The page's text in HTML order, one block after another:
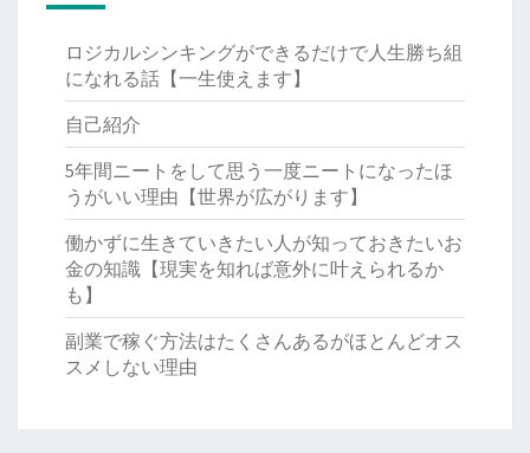
ロジカルシンキングができるだけで人生勝ち組
になれる話【一生使えます】
自己紹介
5年間ニートをして思う一度ニートになったほ
うがいい理由【世界が広がります】
働かずに生きていきたい人が知っておきたいお
金の知識【現実を知れば意外に叶えられるか
も】
副業で稼ぐ方法はたくさんあるがほとんどオス
スメしない理由